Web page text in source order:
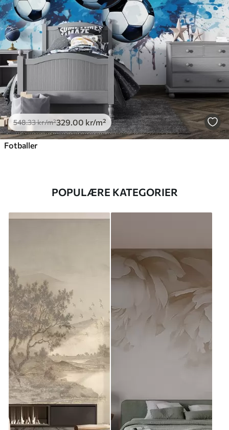
548.33kr/m²329 .00 kr/m²
Fotballer
POPULÆRE KATEGORIER